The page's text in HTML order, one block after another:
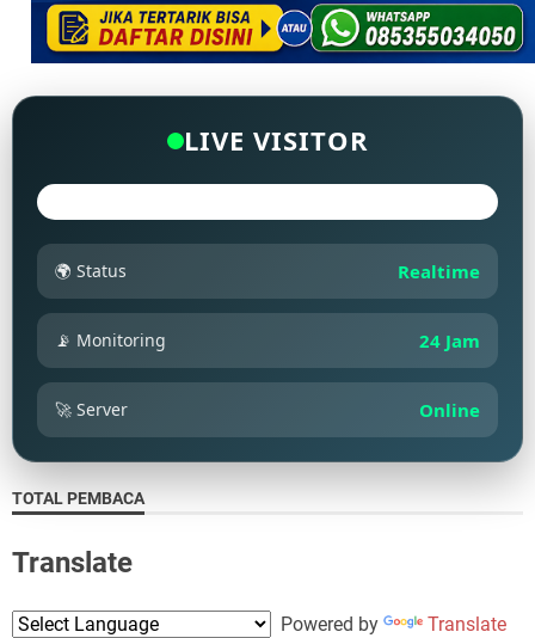
LIVE VISITOR
🌍 Status Realtime
📡 Monitoring 24 Jam
🚀 Server Online
TOTAL PEMBACA
Translate
Powered by Translate